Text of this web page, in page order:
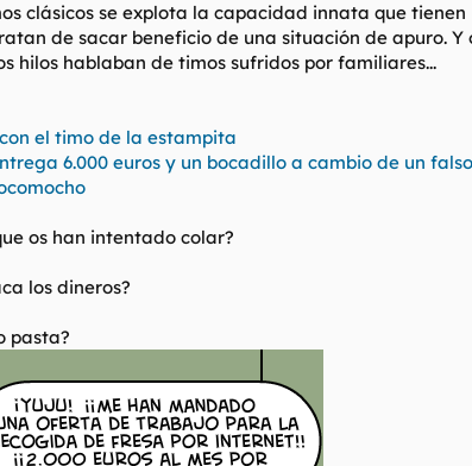
clásicos se explota la capacidad innata que
de sacar beneficio de una situación de apuro.
hilos hablaban de timos sufridos por familiares...
el timo de la estampita
6.000 euros y un bocadillo a cambio de un
os han intentado colar?
los dineros?
pasta?